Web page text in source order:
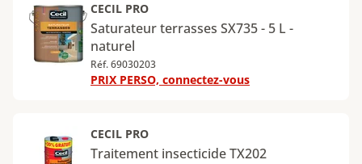
CECIL PRO
Saturateur terrasses SX735 - 5 L -
naturel
Réf. 69030203
PRIX PERSO, connectez-vous
CECIL PRO
Traitement insecticide TX202